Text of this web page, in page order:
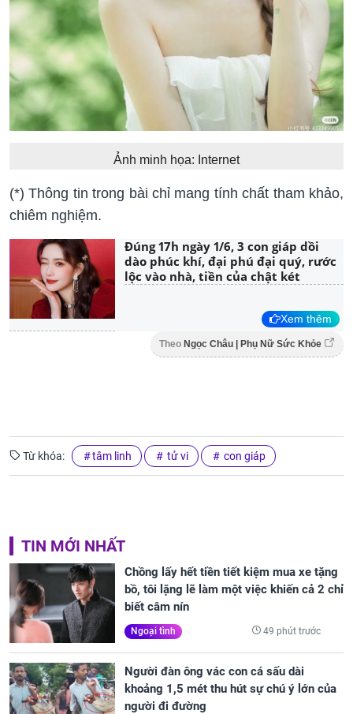
Ảnh minh họa: Internet
(*) Thông tin trong bài chỉ mang tính chất tham khảo,
chiêm nghiệm.
Đúng 17h ngày 1/6, 3 con giáp dồi
dào phúc khí, đại phú đại quý, rước
lộc vào nhà, tiền của chật két
Xem thêm
Theo Ngọc Châu | Phụ Nữ Sức Khỏe
Từ khóa: tâm linh tử vi con giáp
TIN MỚI NHẤT
Chồng lấy hết tiền tiết kiệm mua xe tặng
bồ, tôi lặng lẽ làm một việc khiến cả 2 chỉ
biết câm nín
Ngoại tình 49 phút trước
Người đàn ông vác con cá sấu dài
khoảng 1,5 mét thu hút sự chú ý lớn của
người đi đường